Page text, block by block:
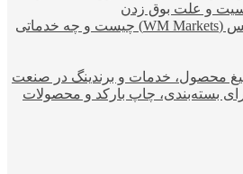
و علت بوق زدن
بروکر دبلیو ام مارکتس (WM Markets) چیست و چه خدماتی
محصول، خدمات و برندینگ در صنعت
بسته‌بندی، چاپ بارکد و محصولات